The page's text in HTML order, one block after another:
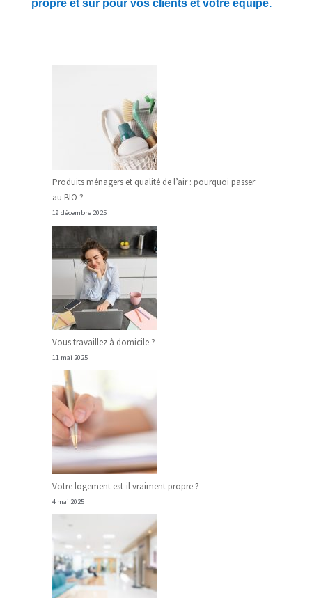
propre et sûr pour vos clients et votre équipe.
Produits ménagers et qualité de l’air : pourquoi passer
au BIO ?
19 décembre 2025
Vous travaillez à domicile ?
11 mai 2025
Votre logement est-il vraiment propre ?
4 mai 2025